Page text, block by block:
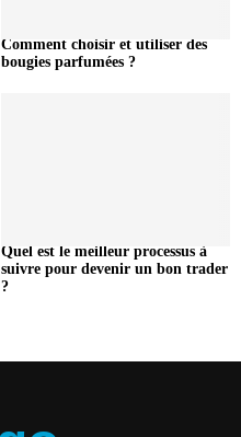
Comment choisir et utiliser des
bougies parfumées ?
Quel est le meilleur processus à
suivre pour devenir un bon trader
?